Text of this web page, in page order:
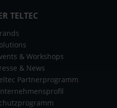
TELTEC
& Workshops
& News
Partnerprogramm